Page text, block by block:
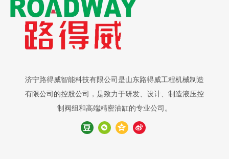
济宁路得威智能科技有限公司是山东路得威工程机械制造
有限公司的控股公司，是致力于研发、设计、制造液压控
制阀组和高端精密油缸的专业公司。